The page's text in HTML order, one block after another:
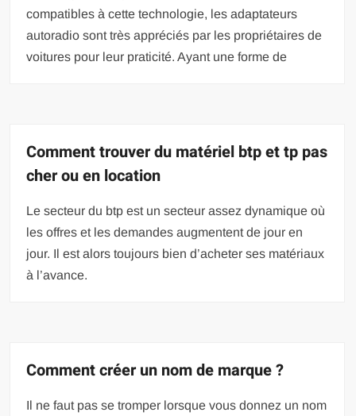
compatibles à cette technologie, les adaptateurs
autoradio sont très appréciés par les propriétaires de
voitures pour leur praticité. Ayant une forme de
Comment trouver du matériel btp et tp pas
cher ou en location
Le secteur du btp est un secteur assez dynamique où
les offres et les demandes augmentent de jour en
jour. Il est alors toujours bien d’acheter ses matériaux
à l’avance.
Comment créer un nom de marque ?
Il ne faut pas se tromper lorsque vous donnez un nom